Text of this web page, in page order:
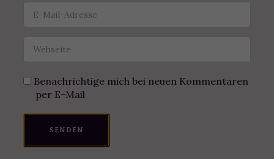
Benachrichtige mich bei neuen Kommentaren
per E-Mail
SENDEN